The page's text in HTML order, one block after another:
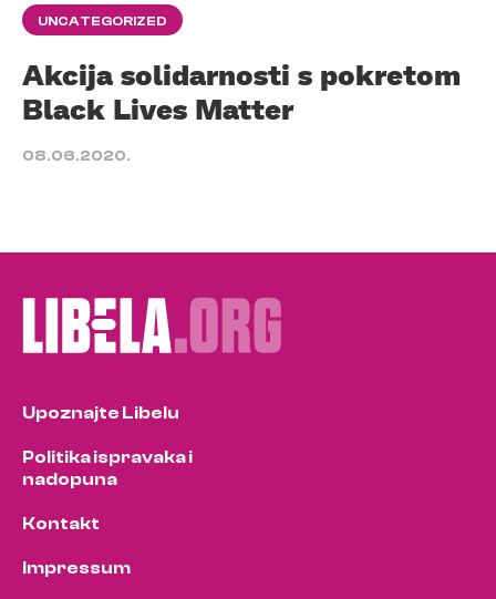
UNCATEGORIZED
Akcija solidarnosti s pokretom
Black Lives Matter
08.06.2020.
Upoznajte Libelu
Politika ispravaka i
nadopuna
Kontakt
Impressum